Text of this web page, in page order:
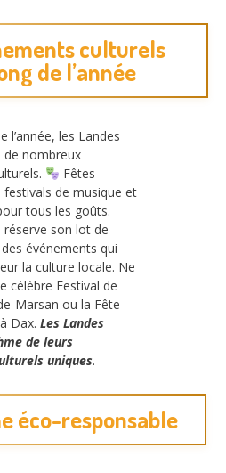
culturels
de l’année
l’année, les Landes
nombreux
Fêtes
de musique et
tous les goûts.
réserve son lot de
événements qui
la culture locale. Ne
célèbre Festival de
Marsan ou la Fête
Dax. Les Landes
de leurs
uniques.
éco-responsable